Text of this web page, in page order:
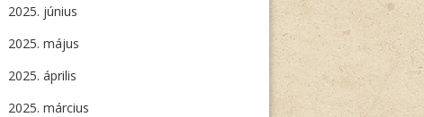
2025. június
2025. május
2025. április
2025. március